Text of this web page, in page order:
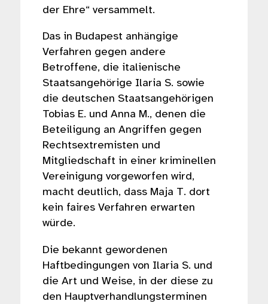
der Ehre“ versammelt.
Das in Budapest anhängige
Verfahren gegen andere
Betroffene, die italienische
Staatsangehörige Ilaria S. sowie
die deutschen Staatsangehörigen
Tobias E. und Anna M., denen die
Beteiligung an Angriffen gegen
Rechtsextremisten und
Mitgliedschaft in einer kriminellen
Vereinigung vorgeworfen wird,
macht deutlich, dass Maja T. dort
kein faires Verfahren erwarten
würde.
Die bekannt gewordenen
Haftbedingungen von Ilaria S. und
die Art und Weise, in der diese zu
den Hauptverhandlungsterminen